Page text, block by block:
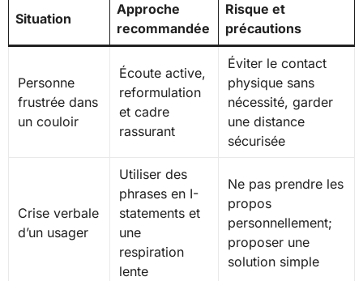
Situation
Approche
recommandée
Risque et
précautions
Personne
frustrée dans
un couloir
Écoute active,
reformulation
et cadre
rassurant
Éviter le contact
physique sans
nécessité, garder
une distance
sécurisée
Crise verbale
d’un usager
Utiliser des
phrases en I-
statements et
une
respiration
lente
Ne pas prendre les
propos
personnellement;
proposer une
solution simple